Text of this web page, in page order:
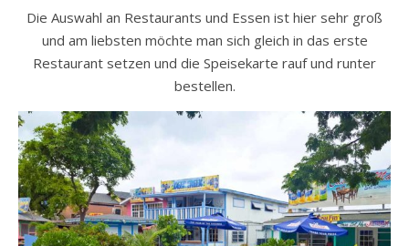
Die Auswahl an Restaurants und Essen ist hier sehr groß
und am liebsten möchte man sich gleich in das erste
Restaurant setzen und die Speisekarte rauf und runter
bestellen.